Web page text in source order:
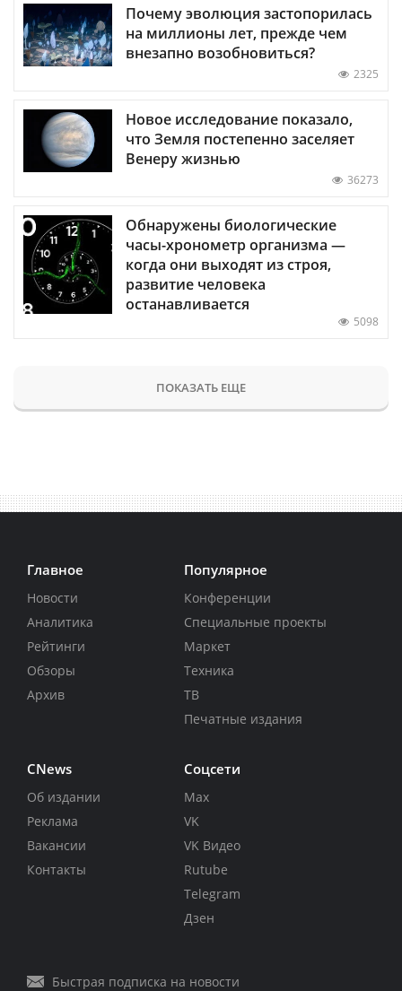
Почему эволюция застопорилась
на миллионы лет, прежде чем
внезапно возобновиться?
2325
Новое исследование показало,
что Земля постепенно заселяет
Венеру жизнью
36273
Обнаружены биологические
часы-хронометр организма —
когда они выходят из строя,
развитие человека
останавливается
5098
ПОКАЗАТЬ ЕЩЕ
Главное
Новости
Аналитика
Рейтинги
Обзоры
Архив
Популярное
Конференции
Специальные проекты
Маркет
Техника
ТВ
Печатные издания
CNews
Об издании
Реклама
Вакансии
Контакты
Соцсети
Max
VK
VK Видео
Rutube
Telegram
Дзен
Быстрая подписка на новости